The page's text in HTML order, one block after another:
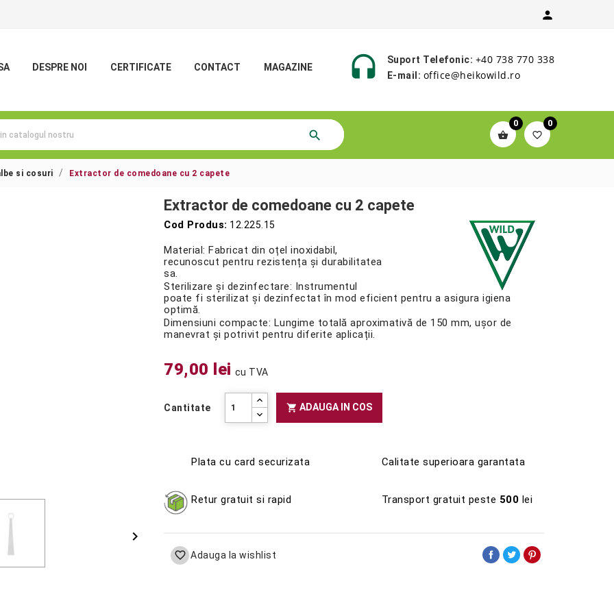

DESPRE NOI CERTIFICATE CONTACT MAGAZINE  Suport Telefonic: +40 738 770 338
E-mail: office@heikowild.ro
 
0

0
si cosuri Extractor de comedoane cu 2 capete

Extractor de comedoane cu 2 capete
Cod Produs: 12.225.15
Material: Fabricat din oțel inoxidabil,
recunoscut pentru rezistența și durabilitatea
sa.
Sterilizare și dezinfectare: Instrumentul
poate fi sterilizat și dezinfectat în mod eficient pentru a asigura igiena
optimă.
Dimensiuni compacte: Lungime totală aproximativă de 150 mm, ușor de
manevrat și potrivit pentru diferite aplicații.
79,00 lei cu TVA
Cantitate  ADAUGA IN COS
Plata cu card securizata Calitate superioara garantata
Retur gratuit si rapid Transport gratuit peste 500 lei
 Adauga la wishlist